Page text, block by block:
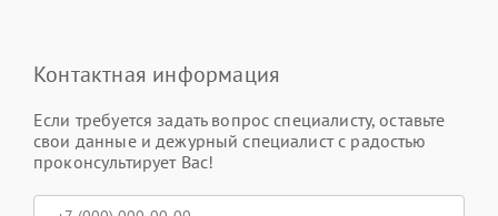
Контактная информация
Если требуется задать вопрос специалисту, оставьте
свои данные и дежурный специалист с радостью
проконсультирует Вас!